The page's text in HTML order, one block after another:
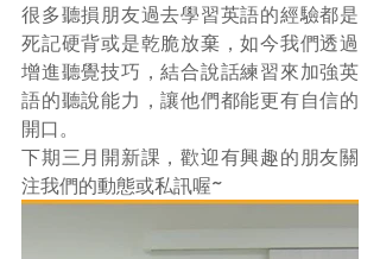
很多聽損朋友過去學習英語的經驗都是
死記硬背或是乾脆放棄，如今我們透過
增進聽覺技巧，結合說話練習來加強英
語的聽說能力，讓他們都能更有自信的
開口。
下期三月開新課，歡迎有興趣的朋友關
注我們的動態或私訊喔~